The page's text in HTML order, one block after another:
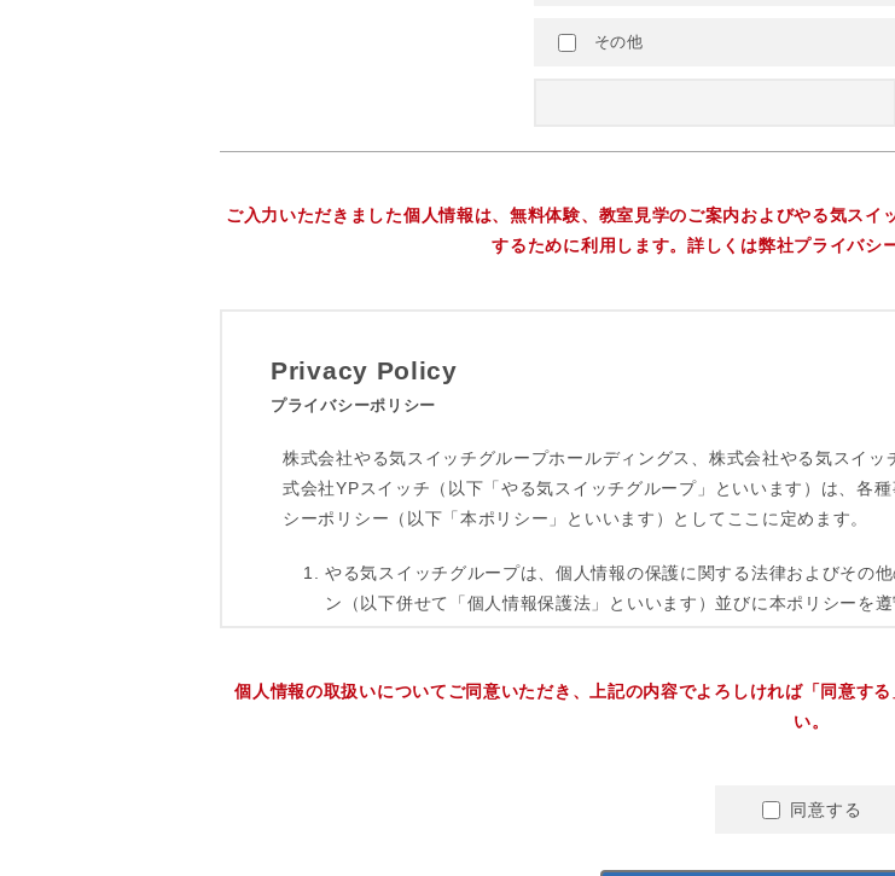
その他
ご入力いただきました個人情報は、無料体験、教室見学のご案内およびやる気ス
するために利用します。詳しくは弊社プライバシ
個人情報の取扱いについてご同意いただき、上記の内容でよろしければ「同意す
い。
同意する